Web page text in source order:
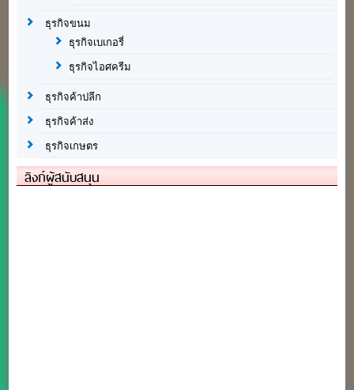
ธุรกิจขนม
ธุรกิจเบเกอรี่
ธุรกิจไอศครีม
ธุรกิจค้าปลีก
ธุรกิจค้าส่ง
ธุรกิจเกษตร
ลิงก์ผู้สนับสนุน